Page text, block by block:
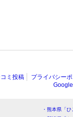
ミ投稿
プライバシー
・熊本県「